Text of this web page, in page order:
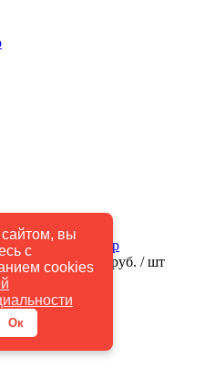
сайтом, вы
с
cookies
Ок
Быстрый просмотр
гр VEGO 355 руб. / шт